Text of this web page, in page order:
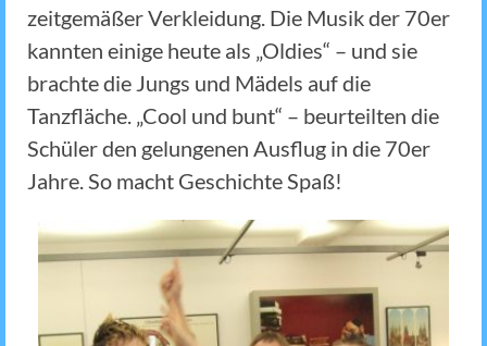
zeitgemäßer Verkleidung. Die Musik der 70er
kannten einige heute als „Oldies“ – und sie
brachte die Jungs und Mädels auf die
Tanzfläche. „Cool und bunt“ – beurteilten die
Schüler den gelungenen Ausflug in die 70er
Jahre. So macht Geschichte Spaß!